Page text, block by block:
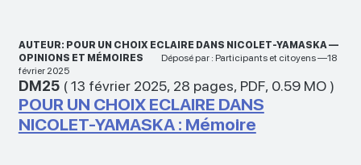
AUTEUR: POUR UN CHOIX ECLAIRE DANS NICOLET-YAMASKA —
OPINIONS ET MÉMOIRES
Déposé par : Participants et citoyens —18
février 2025
DM25(13 février 2025, 28 pages, PDF, 0.59 MO)
POUR UN CHOIX ECLAIRE DANS
NICOLET-YAMASKA : Mémoire